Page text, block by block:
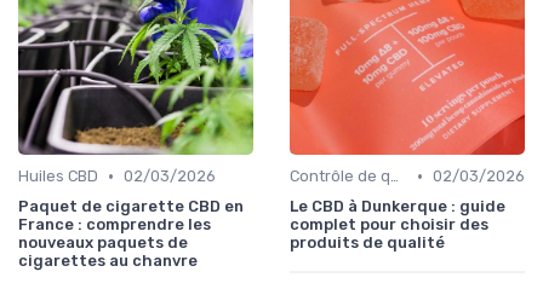
Huiles CBD • 02/03/2026
Paquet de cigarette CBD en
France : comprendre les
nouveaux paquets de
cigarettes au chanvre
Contrôle de qualité • 02/03/2026
Le CBD à Dunkerque : guide
complet pour choisir des
produits de qualité